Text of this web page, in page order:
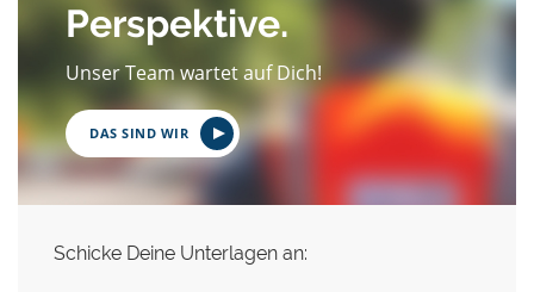
Perspektive.
Unser Team wartet auf Dich!
DAS SIND WIR
Schicke Deine Unterlagen an: